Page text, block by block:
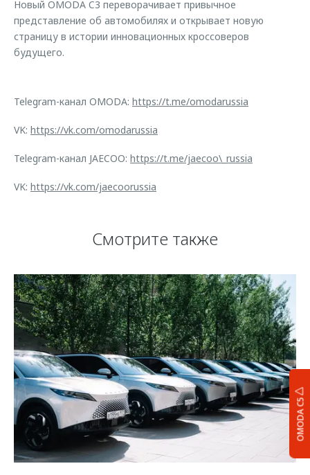
OMODA C5
Новый OMODA C3 переворачивает привычное
представление об автомобилях и открывает новую
страницу в истории инновационных кроссоверов
будущего.
Telegram-канал OMODA: https://t.me/omodarussia
VK: https://vk.com/omodarussia
Telegram-канал JAECOO: https://t.me/jaecoo\_russia
VK: https://vk.com/jaecoorussia
Смотрите также